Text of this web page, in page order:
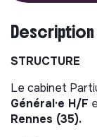
STRUCTURE
Le cabinet
Général·e H/F
Rennes (35).